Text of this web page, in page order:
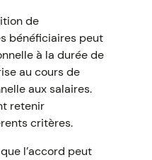
de
bénéficiaires peut
à la durée de
au cours de
aux salaires.
retenir
critères.
l’accord peut